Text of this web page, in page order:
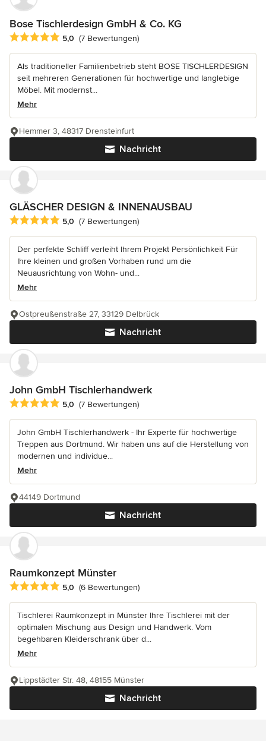
Bose Tischlerdesign GmbH & Co. KG
Durchschnittliche Bewertung: 5 von 5 Sternen
5,0 (7 Bewertungen)
Als traditioneller Familienbetrieb steht BOSE TISCHLERDESIGN
seit mehreren Generationen für hochwertige und langlebige
Möbel. Mit modernst...
Mehr
Nachricht
Hemmer 3, 48317 Drensteinfurt
GLÄSCHER DESIGN & INNENAUSBAU
Durchschnittliche Bewertung: 5 von 5 Sternen
5,0 (7 Bewertungen)
Der perfekte Schliff verleiht Ihrem Projekt Persönlichkeit Für
Ihre kleinen und großen Vorhaben rund um die
Neuausrichtung von Wohn- und...
Mehr
Nachricht
Ostpreußenstraße 27, 33129 Delbrück
John GmbH Tischlerhandwerk
Durchschnittliche Bewertung: 5 von 5 Sternen
5,0 (7 Bewertungen)
John GmbH Tischlerhandwerk - Ihr Experte für hochwertige
Treppen aus Dortmund. Wir haben uns auf die Herstellung von
modernen und individue...
Mehr
Nachricht
44149 Dortmund
Raumkonzept Münster
Durchschnittliche Bewertung: 5 von 5 Sternen
5,0 (6 Bewertungen)
Tischlerei Raumkonzept in Münster Ihre Tischlerei mit der
optimalen Mischung aus Design und Handwerk. Vom
begehbaren Kleiderschrank über d...
Mehr
Nachricht
Lippstädter Str. 48, 48155 Münster